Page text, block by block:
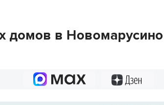
домов в Новомарусино